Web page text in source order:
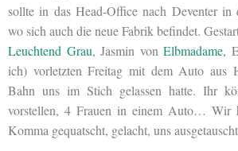
sollte in das Head-Office nach Deventer in
wo sich auch die neue Fabrik befindet.
Leuchtend Grau, Jasmin von Elbmadame,
ich) vorletzten Freitag mit dem Auto aus
Bahn uns im Stich gelassen hatte. Ihr
vorstellen, 4 Frauen in einem Auto… Wir
Komma gequatscht, gelacht, uns